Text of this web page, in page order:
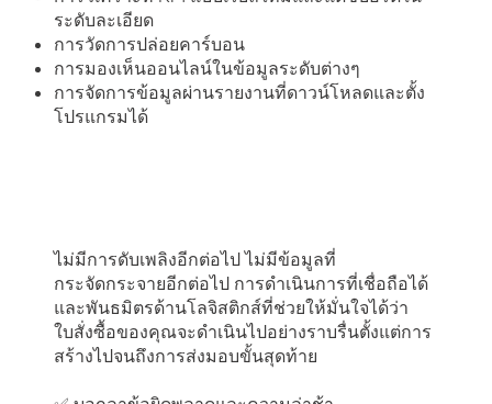
ระดับละเอียด
การวัดการปล่อยคาร์บอน
การมองเห็นออนไลน์ในข้อมูลระดับต่างๆ
การจัดการข้อมูลผ่านรายงานที่ดาวน์โหลดและตั้ง
โปรแกรมได้
ไม่มีการดับเพลิงอีกต่อไป ไม่มีข้อมูลที่
กระจัดกระจายอีกต่อไป การดําเนินการที่เชื่อถือได้
และพันธมิตรด้านโลจิสติกส์ที่ช่วยให้มั่นใจได้ว่า
ใบสั่งซื้อของคุณจะดําเนินไปอย่างราบรื่นตั้งแต่การ
สร้างไปจนถึงการส่งมอบขั้นสุดท้าย